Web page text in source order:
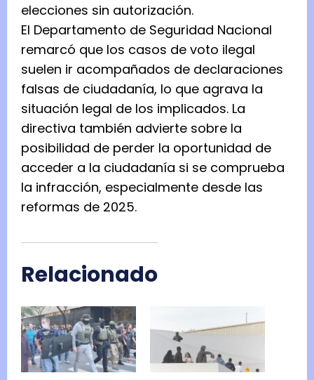
elecciones sin autorización.
El Departamento de Seguridad Nacional
remarcó que los casos de voto ilegal
suelen ir acompañados de declaraciones
falsas de ciudadanía, lo que agrava la
situación legal de los implicados. La
directiva también advierte sobre la
posibilidad de perder la oportunidad de
acceder a la ciudadanía si se comprueba
la infracción, especialmente desde las
reformas de 2025.
Relacionado